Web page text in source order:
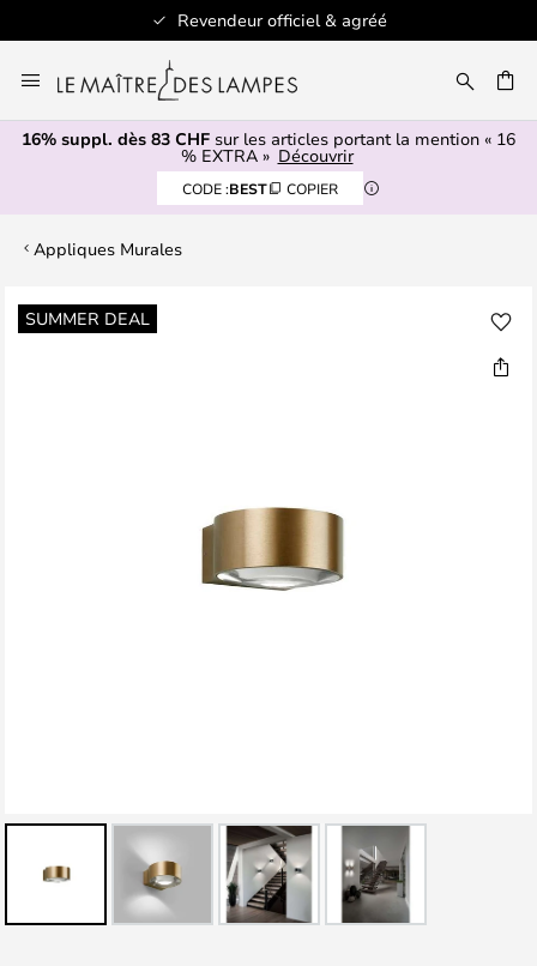
Revendeur officiel & agréé
au
contenu
16% suppl. dès 83 CHF sur les articles portant la mention « 16
% EXTRA » Découvrir
CODE :BEST COPIER
Appliques Murales
SUMMER DEAL
Skip
to